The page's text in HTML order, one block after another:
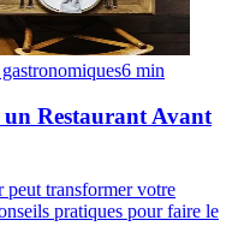
6 min
Restaurant Avant
peut transformer votre
pratiques pour faire le